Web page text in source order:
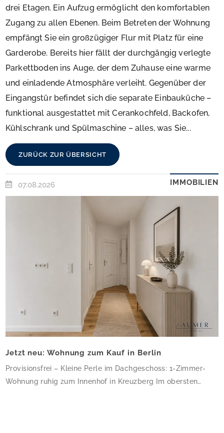
drei Etagen. Ein Aufzug ermöglicht den komfortablen
Zugang zu allen Ebenen. Beim Betreten der Wohnung
empfängt Sie ein großzügiger Flur mit Platz für eine
Garderobe. Bereits hier fällt der durchgängig verlegte
Parkettboden ins Auge, der dem Zuhause eine warme
und einladende Atmosphäre verleiht. Gegenüber der
Eingangstür befindet sich die separate Einbauküche –
funktional ausgestattet mit Cerankochfeld, Backofen,
Kühlschrank und Spülmaschine – alles, was Sie...
ZURÜCK ZUR ÜBERSICHT
07.08.2026 IMMOBILIEN
Jetzt neu: Wohnung zum Kauf in Berlin
Provisionsfrei – Kleine Perle im Dachgeschoss: 1-Zimmer-
Wohnung ruhig zum Innenhof in Kreuzberg Im obersten